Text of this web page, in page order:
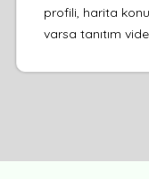
profili, harita
varsa tanıtım